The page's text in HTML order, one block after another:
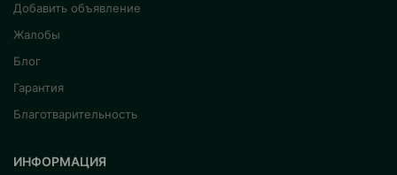
Добавить объявление
Жалобы
Блог
Гарантия
Благотварительность
ИНФОРМАЦИЯ